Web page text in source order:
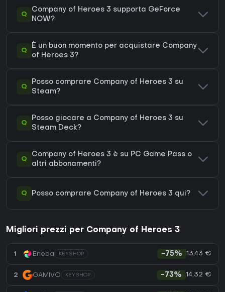
Q
Company of Heroes 3 supporta GeForce
NOW?
Q
È un buon momento per acquistare Company
of Heroes 3?
Q
Posso comprare Company of Heroes 3 su
Steam?
Q
Posso giocare a Company of Heroes 3 su
Steam Deck?
Q
Company of Heroes 3 è su PC Game Pass o
altri abbonamenti?
Q Posso comprare Company of Heroes 3 qui?
Migliori prezzi per Company of Heroes 3
1 Eneba KEYSHOP -75% 13,43 €
2 GAMIVO KEYSHOP -73% 14,32 €